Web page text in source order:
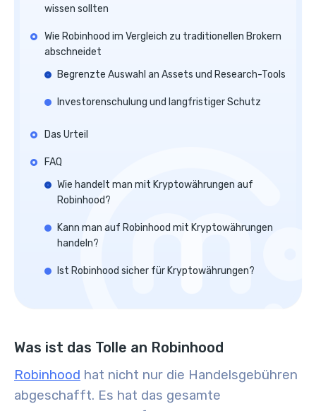
wissen sollten
Wie Robinhood im Vergleich zu traditionellen Brokern
abschneidet
Begrenzte Auswahl an Assets und Research-Tools
Investorenschulung und langfristiger Schutz
Das Urteil
FAQ
Wie handelt man mit Kryptowährungen auf
Robinhood?
Kann man auf Robinhood mit Kryptowährungen
handeln?
Ist Robinhood sicher für Kryptowährungen?
Was ist das Tolle an Robinhood
Robinhood hat nicht nur die Handelsgebühren
abgeschafft. Es hat das gesamte